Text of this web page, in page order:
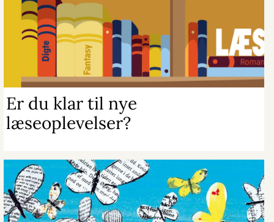
Er du klar til nye
læseoplevelser?